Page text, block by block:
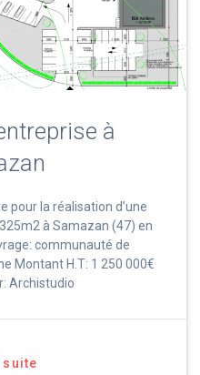
à
pour la réalisation d’une
à Samazan (47) en
communauté de
Montant H.T: 1 250 000€
Archistudio
suite